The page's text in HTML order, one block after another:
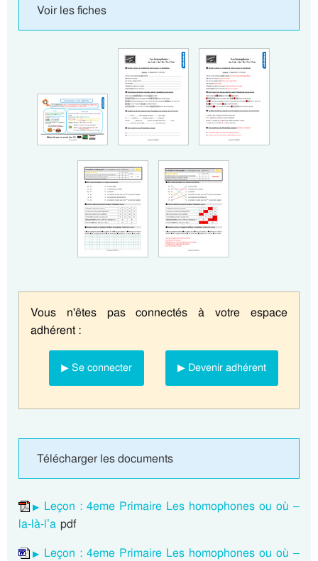
Voir les fiches
Vous n'êtes pas connectés à votre espace
adhérent :
▶ Se connecter ▶ Devenir adhérent
Télécharger les documents
Leçon : 4eme Primaire Les homophones ou où –
la-là-l’a pdf
Leçon : 4eme Primaire Les homophones ou où –